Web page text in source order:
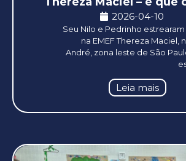
2026-04-10
Seu Nilo e Pedrinho
na EMEF Thereza Maciel,
André, zona leste de São
Leia mais